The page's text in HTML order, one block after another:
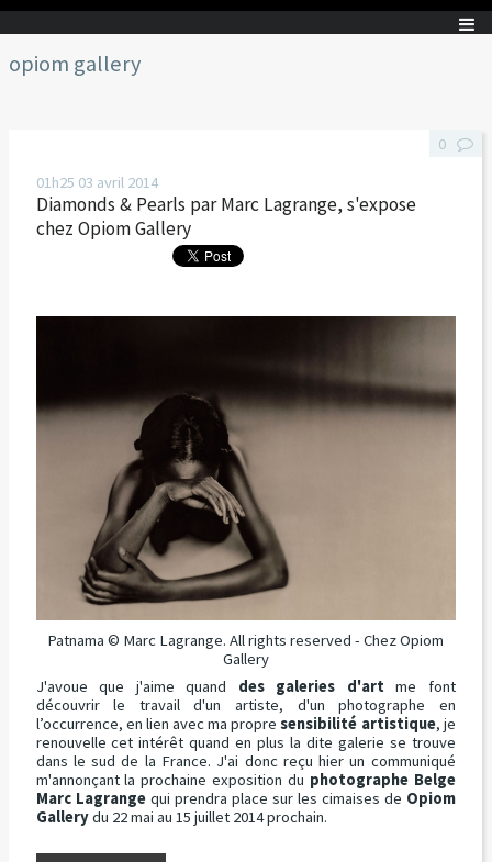
opiom gallery
01h25 03 avril 2014
Diamonds & Pearls par Marc Lagrange, s'expose
chez Opiom Gallery
Patnama © Marc Lagrange. All rights reserved - Chez Opiom
Gallery
J'avoue que j'aime quand des galeries d'artme font
découvrir le travail d'un artiste, d'un photographe en
l’occurrence, en lien avec ma propresensibilité artistique, je
renouvelle cet intérêt quand en plus la dite galerie se trouve
dans le sud de la France. J'ai donc reçu hier un communiqué
m'annonçant la prochaine exposition du photographe Belge
Marc Lagrangequi prendra place sur les cimaises de Opiom
Gallerydu 22 mai au 15 juillet 2014 prochain.
0